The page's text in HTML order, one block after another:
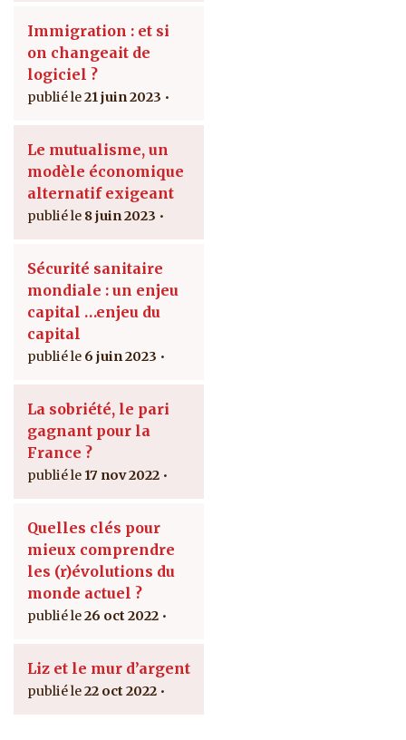
Immigration : et si
on changeait de
logiciel ?
21 juin 2023
Le mutualisme, un
modèle économique
alternatif exigeant
8 juin 2023
Sécurité sanitaire
mondiale : un enjeu
capital …enjeu du
capital
6 juin 2023
La sobriété, le pari
gagnant pour la
France ?
17 nov 2022
Quelles clés pour
mieux comprendre
les (r)évolutions du
monde actuel ?
26 oct 2022
Liz et le mur d’argent
22 oct 2022